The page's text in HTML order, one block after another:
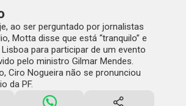
ao ser perguntado por jornalistas
Motta disse que está “tranquilo” e
para participar de um evento
pelo ministro Gilmar Mendes.
Ciro Nogueira não se pronunciou
da PF.